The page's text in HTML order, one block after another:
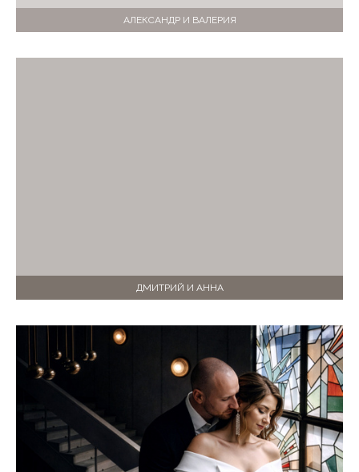
АЛЕКСАНДР И ВАЛЕРИЯ
ДМИТРИЙ И АННА